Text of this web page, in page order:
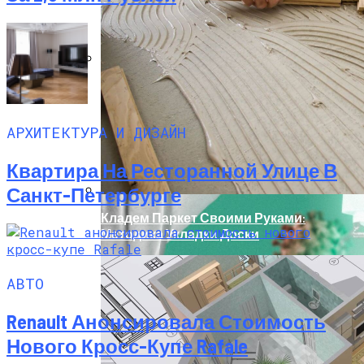
Исследование Позвоночника
Показывает, Что Усталость Мышц
Может Быть Причиной Боли В Шее
Кладем Паркет Своими Руками:
Методика Укладки Доски
АРХИТЕКТУРА И ДИЗАЙН
Квартира На Ресторанной Улице В
Санкт-Петербурге
АВТО
Renault Анонсировала Стоимость
Нового Кросс-Купе Rafale